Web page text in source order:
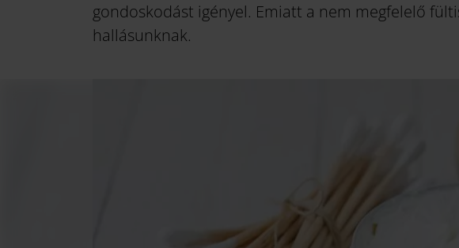
gondoskodást igényel. Emiatt a nem megfelelő
hallásunknak.